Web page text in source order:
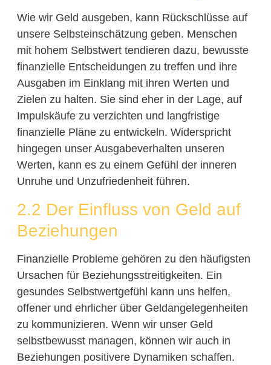
Wie wir Geld ausgeben, kann Rückschlüsse auf
unsere Selbsteinschätzung geben. Menschen
mit hohem Selbstwert tendieren dazu, bewusste
finanzielle Entscheidungen zu treffen und ihre
Ausgaben im Einklang mit ihren Werten und
Zielen zu halten. Sie sind eher in der Lage, auf
Impulskäufe zu verzichten und langfristige
finanzielle Pläne zu entwickeln. Widerspricht
hingegen unser Ausgabeverhalten unseren
Werten, kann es zu einem Gefühl der inneren
Unruhe und Unzufriedenheit führen.
2.2 Der Einfluss von Geld auf
Beziehungen
Finanzielle Probleme gehören zu den häufigsten
Ursachen für Beziehungsstreitigkeiten. Ein
gesundes Selbstwertgefühl kann uns helfen,
offener und ehrlicher über Geldangelegenheiten
zu kommunizieren. Wenn wir unser Geld
selbstbewusst managen, können wir auch in
Beziehungen positivere Dynamiken schaffen.